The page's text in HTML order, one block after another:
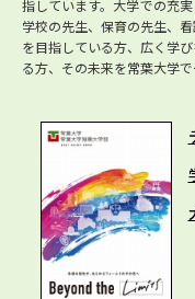
指しています。大学での充
学校の先生、保育の先生、
を目指している方、広く学
る方、その未来を常葉大学で